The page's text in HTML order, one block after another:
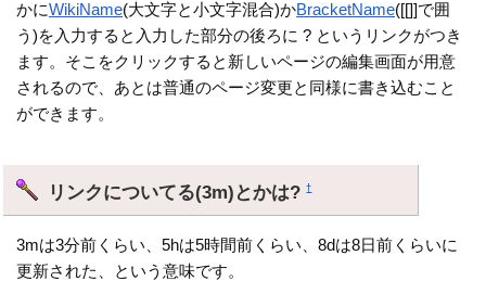
かにWikiName(大文字と小文字混合)かBracketName([[]]で囲
う)を入力すると入力した部分の後ろに ? というリンクがつき
ます。そこをクリックすると新しいページの編集画面が用意
されるので、あとは普通のページ変更と同様に書き込むこと
ができます。
リンクについてる(3m)とかは?†
3mは3分前くらい、5hは5時間前くらい、8dは8日前くらいに
更新された、という意味です。